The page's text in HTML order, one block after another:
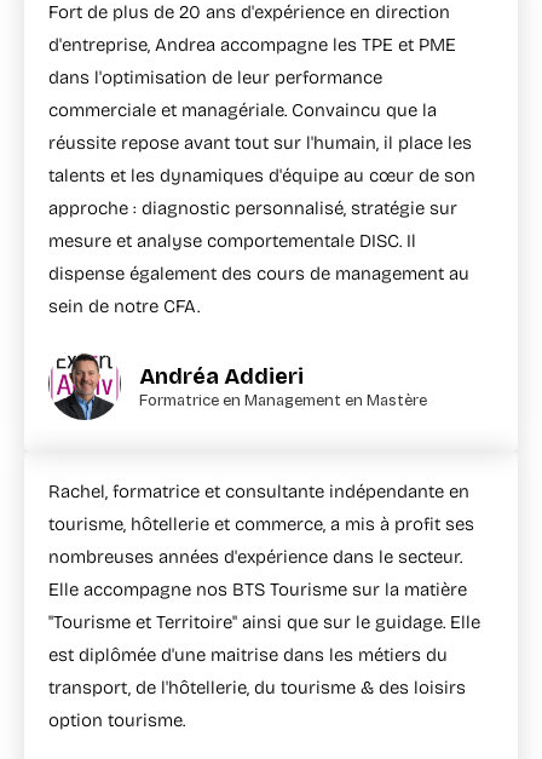
Fort de plus de 20 ans d'expérience en direction
d'entreprise, Andrea accompagne les TPE et PME
dans l'optimisation de leur performance
commerciale et managériale. Convaincu que la
réussite repose avant tout sur l'humain, il place les
talents et les dynamiques d'équipe au cœur de son
approche : diagnostic personnalisé, stratégie sur
mesure et analyse comportementale DISC. Il
dispense également des cours de management au
sein de notre CFA.
Andréa Addieri
Formatrice en Management en Mastère
Rachel, formatrice et consultante indépendante en
tourisme, hôtellerie et commerce, a mis à profit ses
nombreuses années d'expérience dans le secteur.
Elle accompagne nos BTS Tourisme sur la matière
"Tourisme et Territoire" ainsi que sur le guidage. Elle
est diplômée d'une maitrise dans les métiers du
transport, de l'hôtellerie, du tourisme & des loisirs
option tourisme.